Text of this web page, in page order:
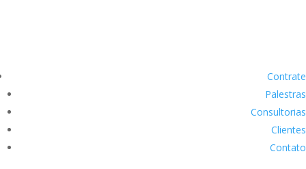
Contrate
Palestras
Consultorias
Clientes
Contato